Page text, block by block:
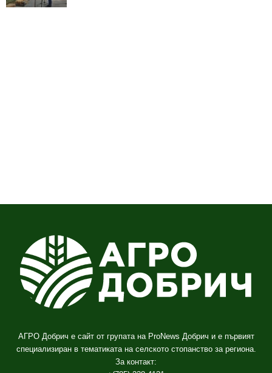
АГРО Добрич е сайт от групата на ProNews Добрич и е първият
специализиран в тематиката на селското стопанство за региона.
За контакт: